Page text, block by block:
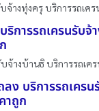
จ้างทุ่งครุ บริการรถเคร
การรถเครนรับจ้า
จ้างบ้านธิ บริการรถเค
ง บริการรถเครน
าถูก